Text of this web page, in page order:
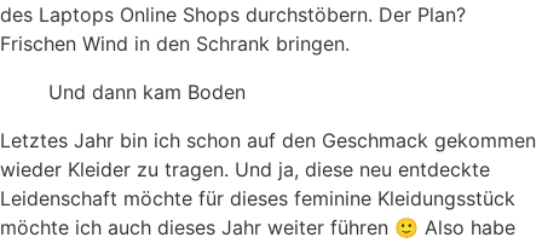
des Laptops Online Shops durchstöbern. Der Plan?
Frischen Wind in den Schrank bringen.
Und dann kam Boden
Letztes Jahr bin ich schon auf den Geschmack gekommen
wieder Kleider zu tragen. Und ja, diese neu entdeckte
Leidenschaft möchte für dieses feminine Kleidungsstück
möchte ich auch dieses Jahr weiter führen 🙂 Also habe